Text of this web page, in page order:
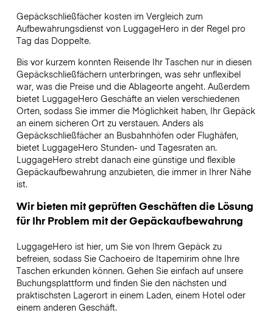
Gepäckschließfächer kosten im Vergleich zum
Aufbewahrungsdienst von LuggageHero in der Regel pro
Tag das Doppelte.
Bis vor kurzem konnten Reisende Ihr Taschen nur in diesen
Gepäckschließfächern unterbringen, was sehr unflexibel
war, was die Preise und die Ablageorte angeht. Außerdem
bietet LuggageHero Geschäfte an vielen verschiedenen
Orten, sodass Sie immer die Möglichkeit haben, Ihr Gepäck
an einem sicheren Ort zu verstauen. Anders als
Gepäckschließfächer an Busbahnhöfen oder Flughäfen,
bietet LuggageHero Stunden- und Tagesraten an.
LuggageHero strebt danach eine günstige und flexible
Gepäckaufbewahrung anzubieten, die immer in Ihrer Nähe
ist.
Wir bieten mit geprüften Geschäften die Lösung
für Ihr Problem mit der Gepäckaufbewahrung
LuggageHero ist hier, um Sie von Ihrem Gepäck zu
befreien, sodass Sie Cachoeiro de Itapemirim ohne Ihre
Taschen erkunden können. Gehen Sie einfach auf unsere
Buchungsplattform und finden Sie den nächsten und
praktischsten Lagerort in einem Laden, einem Hotel oder
einem anderen Geschäft.